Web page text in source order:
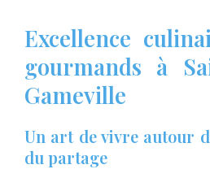
Excellence
gourmands à
Gameville
Un art de vivre autour
du partage